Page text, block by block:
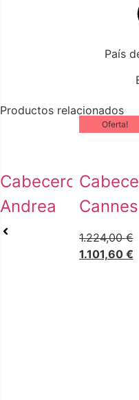
País
Productos relacionados
Cabecero
Andrea
Oferta!
Cannes
1.224,00€
1.101,60 €